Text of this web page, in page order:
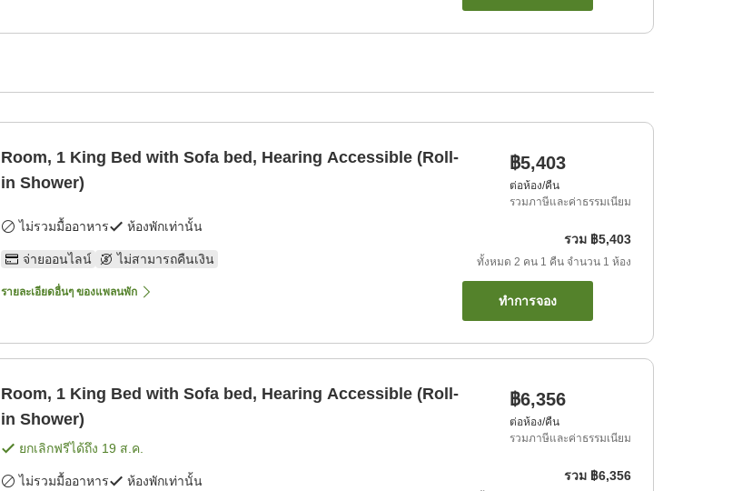
Room, 1 King Bed with Sofa bed, Hearing Accessible (Roll-
in Shower)
ไม่รวมมื้ออาหาร ห้องพักเท่านั้น
จ่ายออนไลน์ ไม่สามารถคืนเงิน
รายละเอียดอื่นๆ ของแพลนพัก
฿5,403
ต่อห้อง/คืน
รวมภาษีและค่าธรรมเนียม
รวม ฿5,403
ทั้งหมด 2 คน 1 คืน จำนวน 1 ห้อง
ทำการจอง
Room, 1 King Bed with Sofa bed, Hearing Accessible (Roll-
in Shower)
ยกเลิกฟรีได้ถึง 19 ส.ค.
ไม่รวมมื้ออาหาร ห้องพักเท่านั้น
฿6,356
ต่อห้อง/คืน
รวมภาษีและค่าธรรมเนียม
รวม ฿6,356